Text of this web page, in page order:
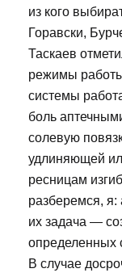
из кого
Горавски,
Таскаев
режимы
системы
боль
солевую
удлиняющей
ресницам
разберемся, я:
их задача —
определенных
В случае